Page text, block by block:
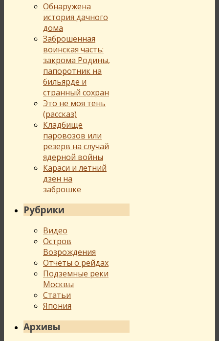
Обнаружена
история дачного
дома
Заброшенная
воинская часть:
закрома Родины,
папоротник на
бильярде и
странный сохран
Это не моя тень
(рассказ)
Кладбище
паровозов или
резерв на случай
ядерной войны
Караси и летний
дзен на
заброшке
Рубрики
Видео
Остров
Возрождения
Отчёты о рейдах
Подземные реки
Москвы
Статьи
Япония
Архивы